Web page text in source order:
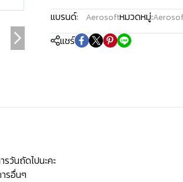
แบรนด์:
Aerosoftหมวดหมู่:
แชร์
วันถัดไปนะคะ
รอื่นๆ